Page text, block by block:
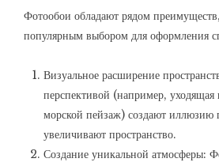
Фотообои обладают рядом
популярным выбором для оформления
Визуальное расширение
перспективой (например, уходящая
морской пейзаж) создают иллюзию
увеличивают пространство.
Создание уникальной атмосферы: